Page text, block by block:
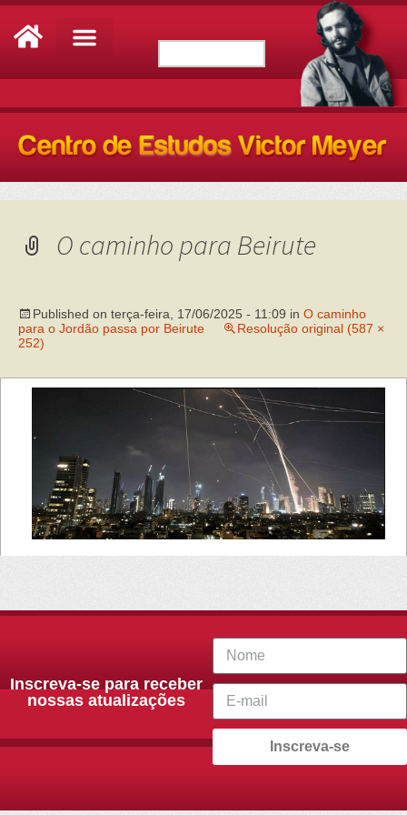
O caminho para Beirute
Published on terça-feira, 17/06/2025 - 11:09 in O caminho
para o Jordão passa por Beirute
Resolução original (587 ×
252)
Inscreva-se para receber
nossas atualizações
Inscreva-se